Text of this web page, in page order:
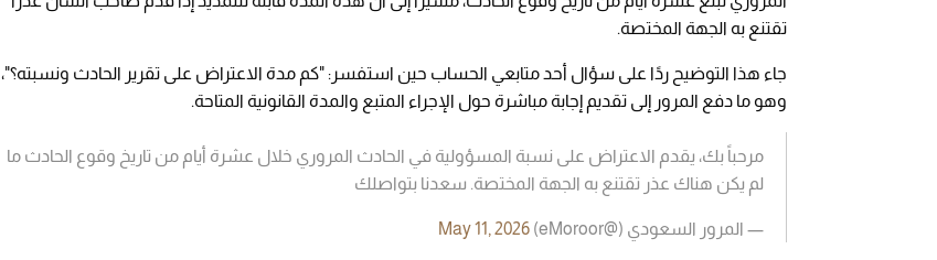
تقتنع به الجهة المختصة.
جاء هذا التوضيح ردًا على سؤال أحد متابعي الحساب حين استفسر: "كم مدة الاعتراض على تقرير الحادث ونسبته؟"،
وهو ما دفع المرور إلى تقديم إجابة مباشرة حول الإجراء المتبع والمدة القانونية المتاحة.
مرحباً بك، يقدم الاعتراض على نسبة المسؤولية في الحادث المروري خلال عشرة أيام من تاريخ وقوع الحادث ما
لم يكن هناك عذر تقتنع به الجهة المختصة. سعدنا بتواصلك
— المرور السعودي (@eMoroor) May 11, 2026